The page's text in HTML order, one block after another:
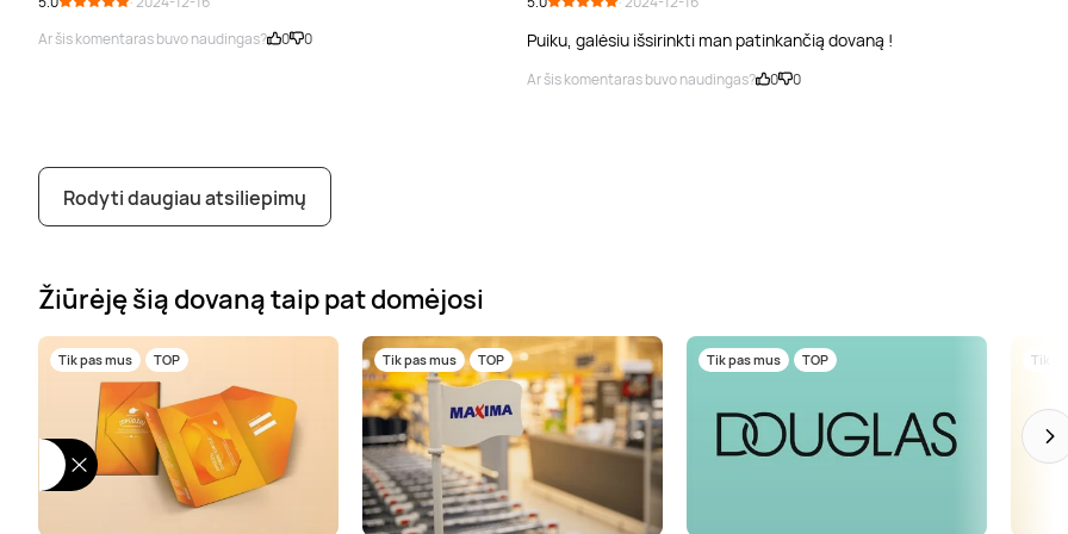
Ar šis komentaras buvo naudingas?
0 0 Puiku, galėsiu išsirinkti man patinkančią dovaną !
Ar šis komentaras buvo naudingas? 0 0
Rodyti daugiau atsiliepimų
Žiūrėję šią dovaną taip pat domėjosi
Tik pas mus TOP Tik pas mus TOP Tik pas mus TOP Tik